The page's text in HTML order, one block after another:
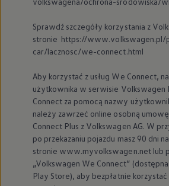
Sprawdź szczegóły korzystania z
stronie https://www.volkswagen.pl/
car/lacznosc/we-connect.html
Aby korzystać z usług We Connect,
użytkownika w serwisie Volkswagen
Connect za pomocą nazwy
należy zawrzeć online osobną
Connect Plus z Volkswagen AG. W
po przekazaniu pojazdu masz 90 dni
stronie www.myvolkswagen.net lub
„Volkswagen We Connect”
Play Store), aby bezpłatnie korzystać